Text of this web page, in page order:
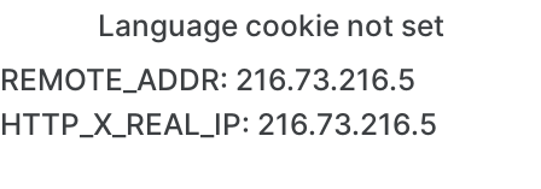
Language cookie not set
REMOTE_ADDR: 216.73.216.5
HTTP_X_REAL_IP: 216.73.216.5